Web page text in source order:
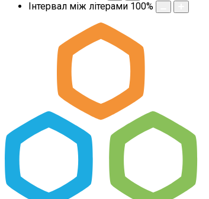
Інтервал між літерами 100%